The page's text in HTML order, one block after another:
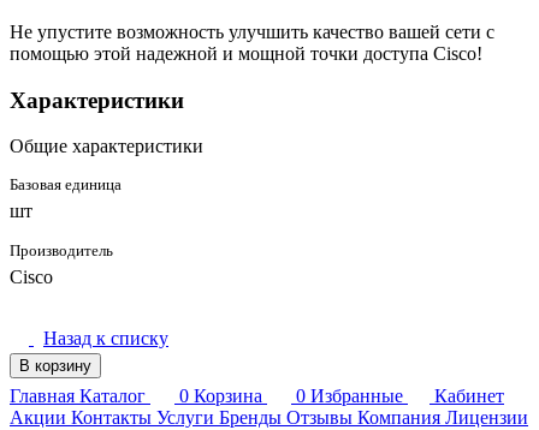
Не упустите возможность улучшить качество вашей сети с
помощью этой надежной и мощной точки доступа Cisco!
Характеристики
Общие характеристики
Базовая единица
шт
Производитель
Cisco
Назад к списку
В корзину
Главная Каталог 0 Корзина 0 Избранные
Кабинет
Акции Контакты Услуги Бренды Отзывы Компания Лицензии